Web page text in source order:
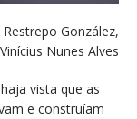
González,
Nunes Alves
vista que as
e construíam